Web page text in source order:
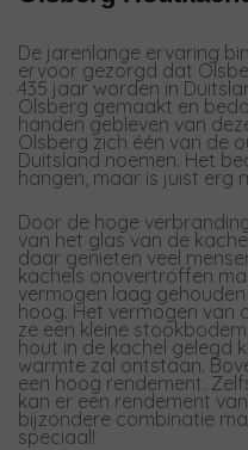
De jarenlange ervaring
ervoor gezorgd dat
435 jaar worden in
Olsberg gemaakt en
handen gebleven van
Olsberg zich één van de
Duitsland noemen. Het
hangen, maar is juist erg
Door de hoge
van het glas van de
daar genieten veel
kachels onovertroffen
vermogen laag
hoog. Het vermogen van
ze een kleine
hout in de kachel gelegd
warmte zal ontstaan.
een hoog rendement.
kan er een rendement
bijzondere combinatie
speciaal!